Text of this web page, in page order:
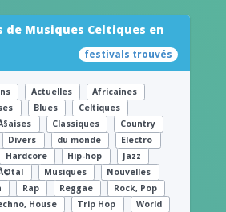
de Musiques Celtiques en
festivals trouvés
Actuelles
Africaines
Blues
Celtiques
Classiques
Country
Divers du monde
Electro
Hardcore Hip-hop
Jazz
Musiques
Nouvelles
Rap Reggae
Rock, Pop
House Trip Hop World